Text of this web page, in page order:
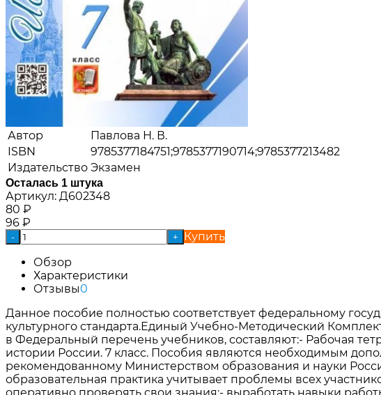
Автор
Павлова Н. В.
ISBN
9785377184751;9785377190714;9785377213482
Издательство Экзамен
Осталась 1 штука
Артикул: Д602348
80 ₽
96 ₽
- +
Купить
Обзор
Характеристики
Отзывы0
Данное пособие полностью соответствует федеральному
культурного стандарта.Единый Учебно-Методический
в Федеральный перечень учебников, составляют:- Рабочая
истории России. 7 класс. Пособия являются необходимым
рекомендованному Министерством образования и науки
образовательная практика учитывает проблемы всех